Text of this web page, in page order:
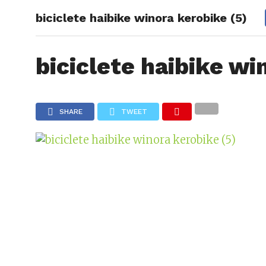
NOUTATI
biciclete haibike winora kerobike (5)
biciclete haibike
SHARE TWEET